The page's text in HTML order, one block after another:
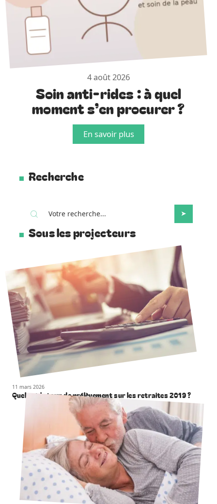
4 août 2026
Soin anti-rides : à quel
moment s’en procurer ?
En savoir plus
Recherche
Sous les projecteurs
11 mars 2026
Quel est le taux de prélèvement sur les retraites 2019 ?